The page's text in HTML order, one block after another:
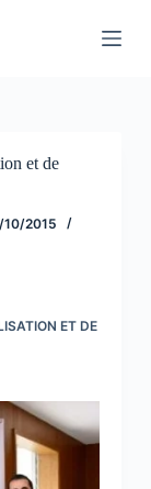
et de
2015
ET DE